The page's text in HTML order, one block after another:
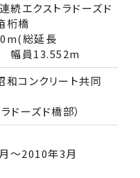
続エクストラドーズド
桁橋
総延長
幅員13.552m
和コンクリート共同
ドーズド橋部）
～2010年3月